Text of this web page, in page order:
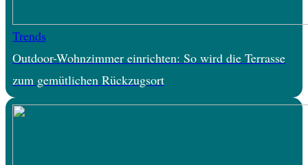
Trends
Outdoor-Wohnzimmer einrichten: So wird die Terrasse
zum gemütlichen Rückzugsort